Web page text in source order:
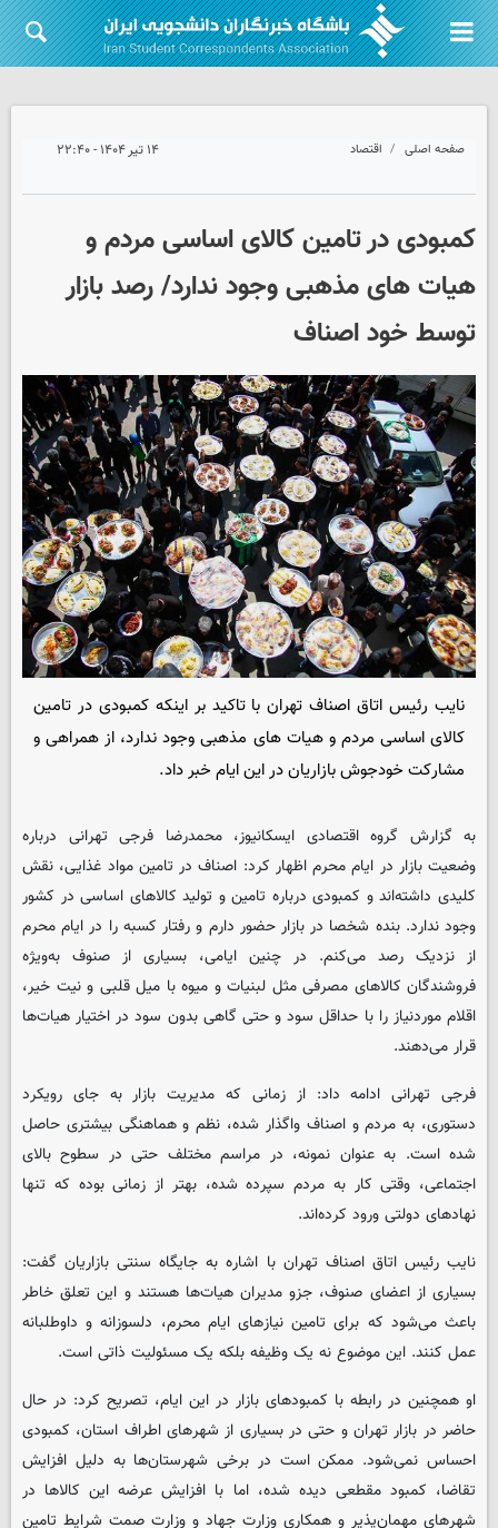
صفحه اصلی اقتصاد ۱۴ تیر ۱۴۰۴ - ۲۲:۴۰
کمبودی در تامین کالای اساسی مردم و
هیات های مذهبی وجود ندارد/ رصد بازار
توسط خود اصناف
نایب رئیس اتاق اصناف تهران با تاکید بر اینکه کمبودی در تامین
کالای اساسی مردم و هیات های مذهبی وجود ندارد، از همراهی و
مشارکت خودجوش بازاریان در این ایام خبر داد.
به گزارش گروه اقتصادی ایسکانیوز، محمدرضا فرجی تهرانی درباره
وضعیت بازار در ایام محرم اظهار کرد: اصناف در تامین مواد غذایی، نقش
کلیدی داشته‌اند و کمبودی درباره تامین و تولید کالاهای اساسی در کشور
وجود ندارد. بنده شخصا در بازار حضور دارم و رفتار کسبه را در ایام محرم
از نزدیک رصد می‌کنم. در چنین ایامی، بسیاری از صنوف به‌ویژه
فروشندگان کالاهای مصرفی مثل لبنیات و میوه با میل قلبی و نیت خیر،
اقلام موردنیاز را با حداقل سود و حتی گاهی بدون سود در اختیار هیات‌ها
قرار می‌دهند.
فرجی تهرانی ادامه داد: از زمانی که مدیریت بازار به جای رویکرد
دستوری، به مردم و اصناف واگذار شده، نظم و هماهنگی بیشتری حاصل
شده است. به عنوان نمونه، در مراسم مختلف حتی در سطوح بالای
اجتماعی، وقتی کار به مردم سپرده شده، بهتر از زمانی بوده که تنها
نهادهای دولتی ورود کرده‌اند.
نایب رئیس اتاق اصناف تهران با اشاره به جایگاه سنتی بازاریان گفت:
بسیاری از اعضای صنوف، جزو مدیران هیات‌ها هستند و این تعلق خاطر
باعث می‌شود که برای تامین نیازهای ایام محرم، دلسوزانه و داوطلبانه
عمل کنند. این موضوع نه یک وظیفه بلکه یک مسئولیت ذاتی است.
او همچنین در رابطه با کمبودهای بازار در این ایام، تصریح کرد: در حال
حاضر در بازار تهران و حتی در بسیاری از شهرهای اطراف استان، کمبودی
احساس نمی‌شود. ممکن است در برخی شهرستان‌ها به دلیل افزایش
تقاضا، کمبود مقطعی دیده شده، اما با افزایش عرضه این کالاها در
شهرهای مهمان‌پذیر و همکاری وزارت جهاد و وزارت صمت شرایط تامین